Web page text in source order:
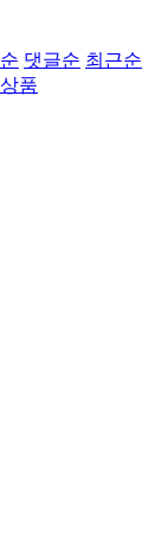
댓글순 최근순
품